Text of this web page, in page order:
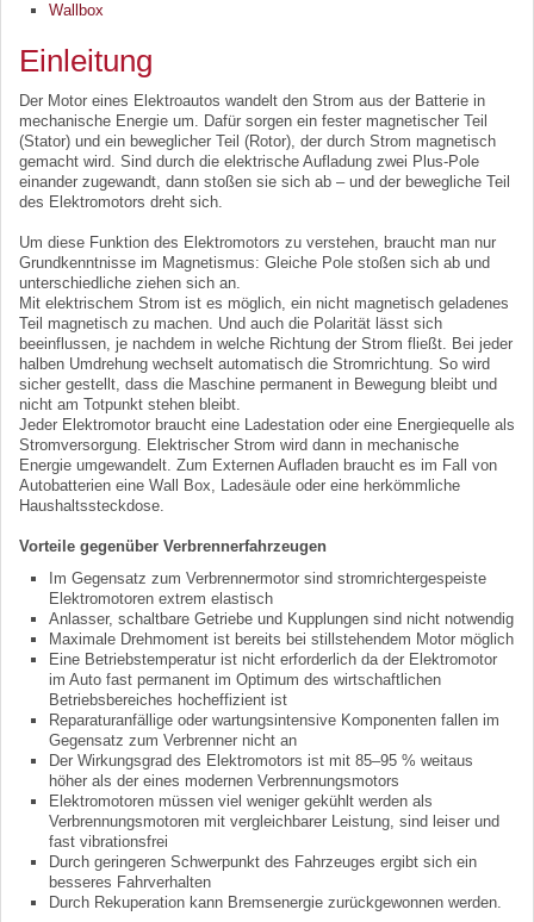
Wallbox
Einleitung
Der Motor eines Elektroautos wandelt den Strom aus der Batterie in
mechanische Energie um. Dafür sorgen ein fester magnetischer Teil
(Stator) und ein beweglicher Teil (Rotor), der durch Strom magnetisch
gemacht wird. Sind durch die elektrische Aufladung zwei Plus-Pole
einander zugewandt, dann stoßen sie sich ab – und der bewegliche Teil
des Elektromotors dreht sich.
Um diese Funktion des Elektromotors zu verstehen, braucht man nur
Grundkenntnisse im Magnetismus: Gleiche Pole stoßen sich ab und
unterschiedliche ziehen sich an.
Mit elektrischem Strom ist es möglich, ein nicht magnetisch geladenes
Teil magnetisch zu machen. Und auch die Polarität lässt sich
beeinflussen, je nachdem in welche Richtung der Strom fließt. Bei jeder
halben Umdrehung wechselt automatisch die Stromrichtung. So wird
sicher gestellt, dass die Maschine permanent in Bewegung bleibt und
nicht am Totpunkt stehen bleibt.
Jeder Elektromotor braucht eine Ladestation oder eine Energiequelle als
Stromversorgung. Elektrischer Strom wird dann in mechanische
Energie umgewandelt. Zum Externen Aufladen braucht es im Fall von
Autobatterien eine Wall Box, Ladesäule oder eine herkömmliche
Haushaltssteckdose.
Vorteile gegenüber Verbrennerfahrzeugen
Im Gegensatz zum Verbrennermotor sind stromrichtergespeiste
Elektromotoren extrem elastisch
Anlasser, schaltbare Getriebe und Kupplungen sind nicht notwendig
Maximale Drehmoment ist bereits bei stillstehendem Motor möglich
Eine Betriebstemperatur ist nicht erforderlich da der Elektromotor
im Auto fast permanent im Optimum des wirtschaftlichen
Betriebsbereiches hocheffizient ist
Reparaturanfällige oder wartungsintensive Komponenten fallen im
Gegensatz zum Verbrenner nicht an
Der Wirkungsgrad des Elektromotors ist mit 85–95 % weitaus
höher als der eines modernen Verbrennungsmotors
Elektromotoren müssen viel weniger gekühlt werden als
Verbrennungsmotoren mit vergleichbarer Leistung, sind leiser und
fast vibrationsfrei
Durch geringeren Schwerpunkt des Fahrzeuges ergibt sich ein
besseres Fahrverhalten
Durch Rekuperation kann Bremsenergie zurückgewonnen werden.